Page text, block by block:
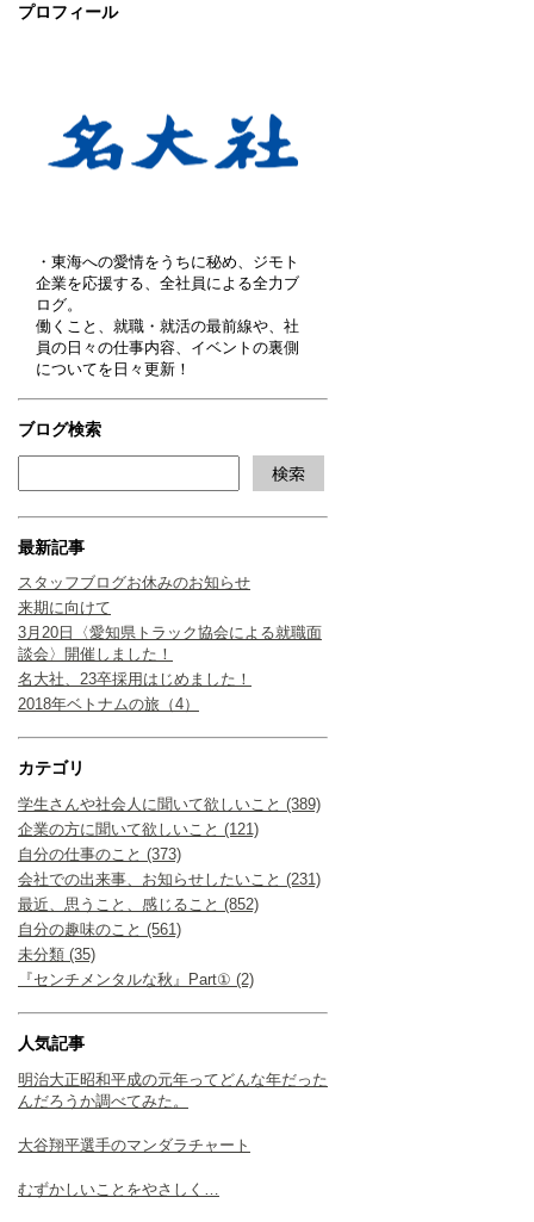
プロフィール
・東海への愛情をうちに秘め、ジモト
企業を応援する、全社員による全力ブ
ログ。
働くこと、就職・就活の最前線や、社
員の日々の仕事内容、イベントの裏側
についてを日々更新！
ブログ検索
最新記事
スタッフブログお休みのお知らせ
来期に向けて
3月20日〈愛知県トラック協会による就職面
談会〉開催しました！
名大社、23卒採用はじめました！
2018年ベトナムの旅（4）
カテゴリ
学生さんや社会人に聞いて欲しいこと (389)
企業の方に聞いて欲しいこと (121)
自分の仕事のこと (373)
会社での出来事、お知らせしたいこと (231)
最近、思うこと、感じること (852)
自分の趣味のこと (561)
未分類 (35)
『センチメンタルな秋』Part① (2)
人気記事
明治大正昭和平成の元年ってどんな年だった
んだろうか調べてみた。
大谷翔平選手のマンダラチャート
むずかしいことをやさしく…